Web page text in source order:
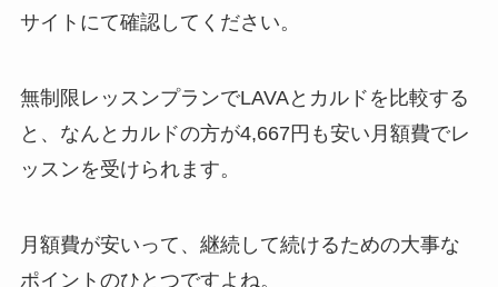
サイトにて確認してください。
無制限レッスンプランでLAVAとカルドを比較する
と、なんと カルドの方が4,667円も安い月額費でレ
ッスンを受けられます。
月額費が安いって、継続して続けるための大事な
ポイントのひとつですよね。